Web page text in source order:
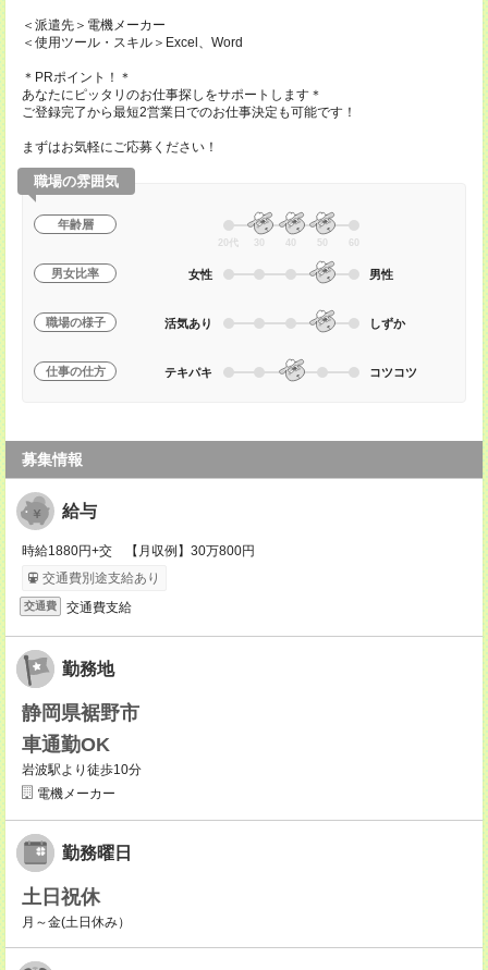
＜派遣先＞電機メーカー
＜使用ツール・スキル＞Excel、Word
＊PRポイント！＊
あなたにピッタリのお仕事探しをサポートします＊
ご登録完了から最短2営業日でのお仕事決定も可能です！
まずはお気軽にご応募ください！
職場の雰囲気
年齢層
20代 30 40 50 60
男女比率 女性 男性
職場の様子 活気あり しずか
仕事の仕方 テキパキ コツコツ
募集情報
給与
時給1880円+交 【月収例】30万800円
交通費別途支給あり
交通費 交通費支給
勤務地
静岡県裾野市
車通勤OK
岩波駅より徒歩10分
電機メーカー
勤務曜日
土日祝休
月～金(土日休み）